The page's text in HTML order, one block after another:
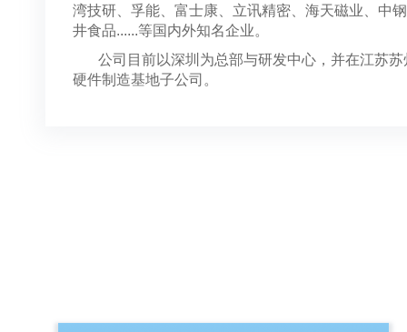
湾技研、孚能、富士康、立讯精密、海天磁业、中
井食品......等国内外知名企业。
公司目前以深圳为总部与研发中心，并在江苏苏
硬件制造基地子公司。